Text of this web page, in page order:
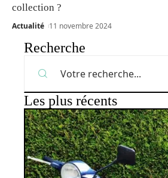
collection ?
Actualité 11 novembre 2024
Recherche
Les plus récents